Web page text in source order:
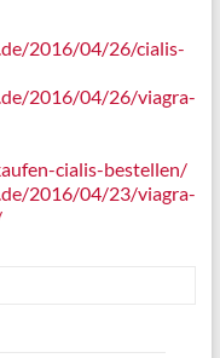
2016/04/26/cialis-
2016/04/26/viagra-
cialis-bestellen/
2016/04/23/viagra-